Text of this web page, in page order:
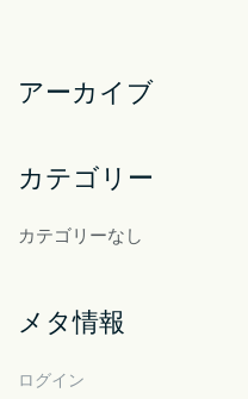
アーカイブ
カテゴリー
カテゴリーなし
メタ情報
ログイン